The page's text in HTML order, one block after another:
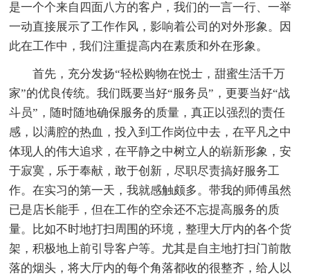
是一个个来自四面八方的客户，我们的一言一行、一举
一动直接展示了工作作风，影响着公司的对外形象。因
此在工作中，我们注重提高内在素质和外在形象。
首先，充分发扬“轻松购物在悦士，甜蜜生活千万
家”的优良传统。我们既要当好“服务员”，更要当好“战
斗员”，随时随地确保服务的质量，真正以强烈的责任
感，以满腔的热血，投入到工作岗位中去，在平凡之中
体现人的伟大追求，在平静之中树立人的崭新形象，安
于寂寞，乐于奉献，敢于创新，尽职尽责搞好服务工
作。在实习的第一天，我就感触颇多。带我的师傅虽然
已是店长能手，但在工作的空余还不忘提高服务的质
量。比如不时地打扫周围的环境，整理大厅内的各个货
架，积极地上前引导客户等。尤其是自主地打扫门前散
落的烟头，将大厅内的每个角落都收的很整齐，给人以